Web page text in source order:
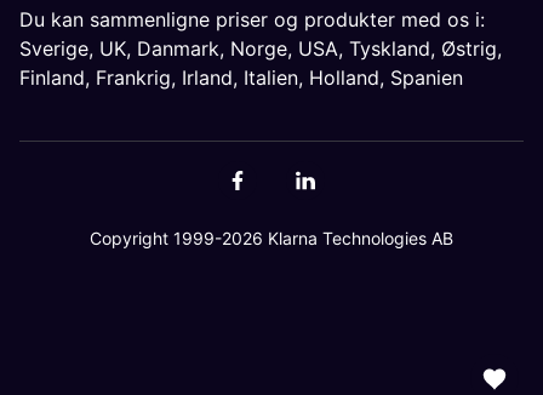
Du kan sammenligne priser og produkter med os i:
Sverige, UK, Danmark, Norge, USA, Tyskland, Østrig,
Finland, Frankrig, Irland, Italien, Holland, Spanien
Copyright 1999-2026 Klarna Technologies AB